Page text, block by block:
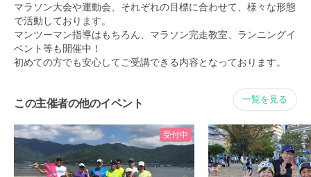
マラソン大会や運動会、それぞれの目標に合わせて、様々な形態
で活動しております。
マンツーマン指導はもちろん、マラソン完走教室、ランニングイ
ベント等も開催中！
初めての方でも安心してご受講できる内容となっております。
この主催者の他のイベント 一覧を見る
受付中